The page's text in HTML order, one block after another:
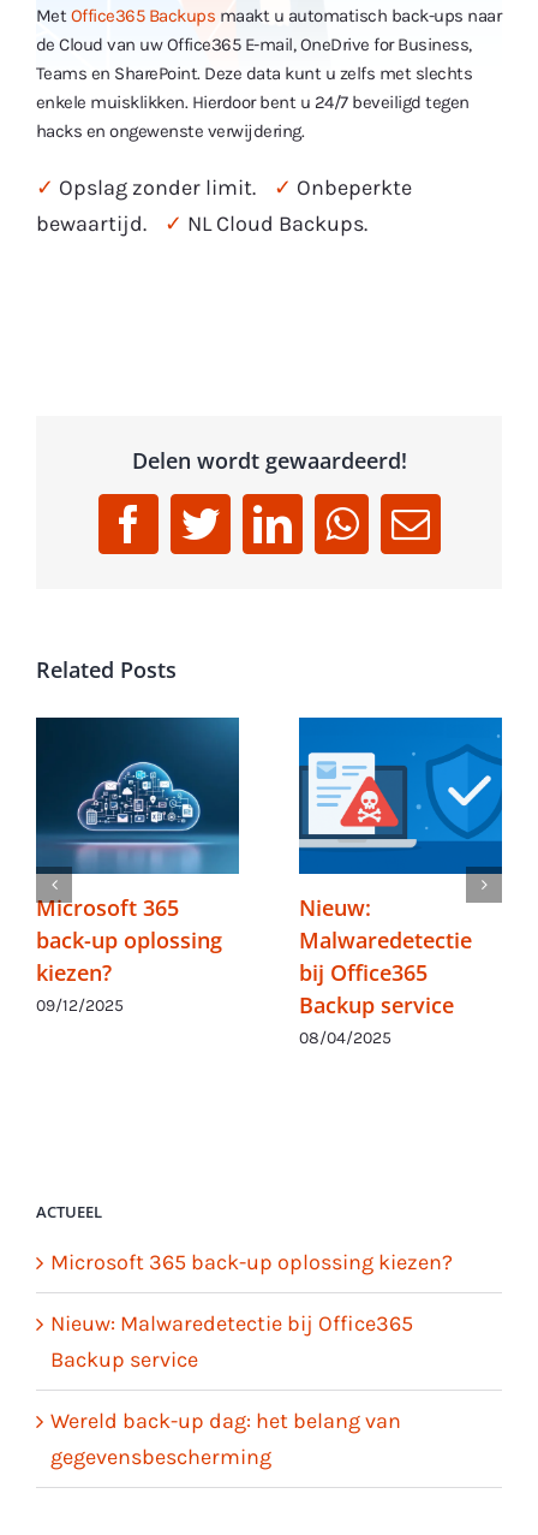
MetOffice365 Backups maakt u automatisch back-ups naar
de Cloud van uw Office365 E-mail, OneDrive for Business,
Teams en SharePoint. Deze data kunt u zelfs met slechts
enkele muisklikken. Hierdoor bent u 24/7 beveiligd tegen
hacks en ongewenste verwijdering.
✓ Opslag zonder limit. ✓ Onbeperkte
bewaartijd.
✓ NL Cloud Backups.
Delen wordt gewaardeerd!
Facebook
TwitterLinkedInWhatsApp
Email
Related Posts
Microsoft 365
back-up oplossing
kiezen?
09/12/2025
Nieuw:
Malwaredetectie
bij Office365
Backup service
08/04/2025
ACTUEEL
Microsoft 365 back-up oplossing kiezen?
Nieuw: Malwaredetectie bij Office365
Backup service
Wereld back-up dag: het belang van
gegevensbescherming